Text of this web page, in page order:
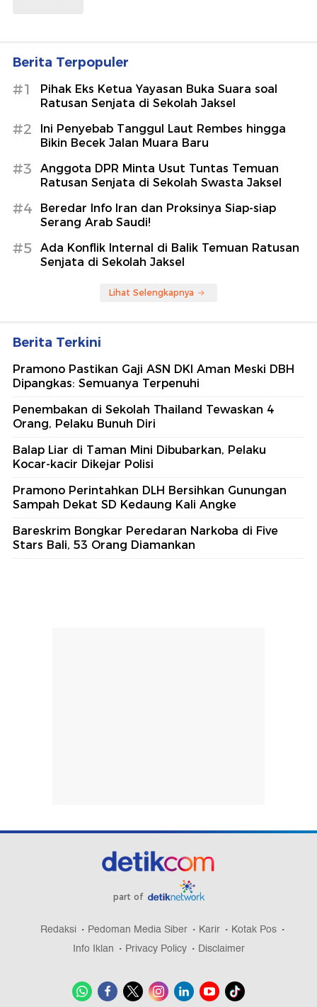
Berita Terpopuler
#1
Pihak Eks Ketua Yayasan Buka Suara soal
Ratusan Senjata di Sekolah Jaksel
#2
Ini Penyebab Tanggul Laut Rembes hingga
Bikin Becek Jalan Muara Baru
#3
Anggota DPR Minta Usut Tuntas Temuan
Ratusan Senjata di Sekolah Swasta Jaksel
#4
Beredar Info Iran dan Proksinya Siap-siap
Serang Arab Saudi!
#5
Ada Konflik Internal di Balik Temuan Ratusan
Senjata di Sekolah Jaksel
Lihat Selengkapnya
Berita Terkini
Pramono Pastikan Gaji ASN DKI Aman Meski DBH
Dipangkas: Semuanya Terpenuhi
Penembakan di Sekolah Thailand Tewaskan 4
Orang, Pelaku Bunuh Diri
Balap Liar di Taman Mini Dibubarkan, Pelaku
Kocar-kacir Dikejar Polisi
Pramono Perintahkan DLH Bersihkan Gunungan
Sampah Dekat SD Kedaung Kali Angke
Bareskrim Bongkar Peredaran Narkoba di Five
Stars Bali, 53 Orang Diamankan
part of
Redaksi Pedoman Media Siber Karir
Kotak Pos
Info Iklan
Privacy Policy Disclaimer